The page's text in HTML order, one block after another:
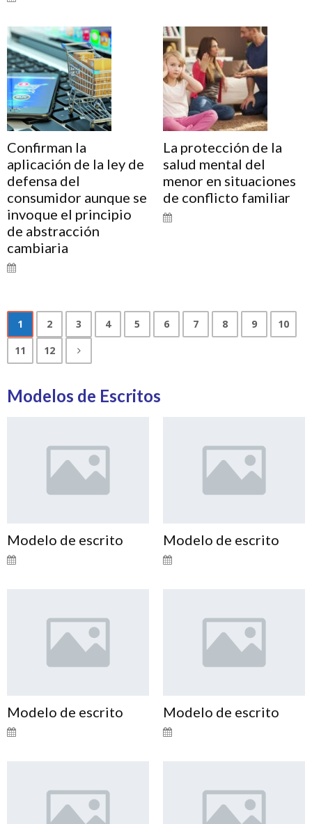
Confirman la
aplicación de la ley de
defensa del
consumidor aunque se
invoque el principio
de abstracción
cambiaria
La protección de la
salud mental del
menor en situaciones
de conflicto familiar
1 2 3 4 5 6 7 8 9
10
11
12
Modelos de Escritos
Modelo de escrito Modelo de escrito
Modelo de escrito Modelo de escrito